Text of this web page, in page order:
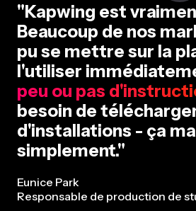
"Kapwing est
Beaucoup de nos
pu se mettre sur la
l'utiliser
peu ou pas
besoin de
d'installations - ça
simplement."
Eunice Park
Responsable de production de